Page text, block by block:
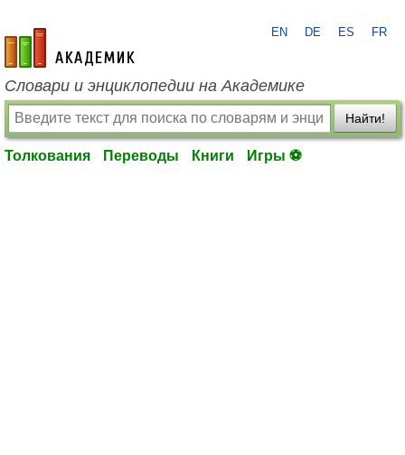
academic.ru
EN DE ES FR
Словари и энциклопедии на Академике
Найти!
Толкования Переводы Книги Игры ⚽